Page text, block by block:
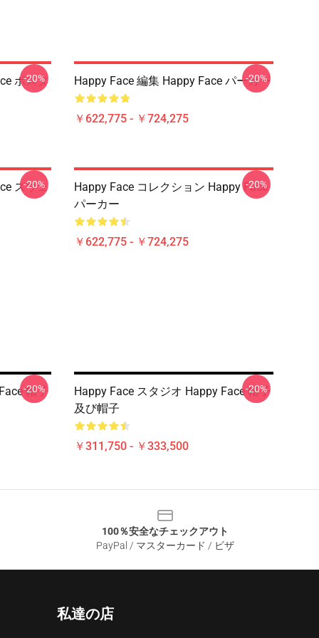
ポスタ
-20% Happy Face 編集 Happy Face パーカー
￥622,775 - ￥724,275
-20%
スウェ
-20%
Happy Face コレクション Happy Face
パーカー
￥622,775 - ￥724,275
-20%
帽子
-20%
Happy Face スタジオ Happy Face 帽子
及び帽子
￥311,750 - ￥333,500
-20%
100％安全なチェックアウト
PayPal / マスターカード / ビザ
私達の店